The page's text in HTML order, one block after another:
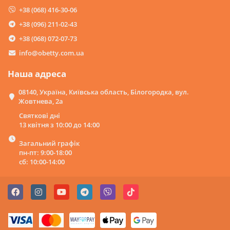
Це чудовий спосіб провести час зі своїми друзями або
батьками. Допомагає покращити комунікативні
співпраця та спілкування.
Види мозаїки для дітей у продажі
Обетті
Obetty
представлені
різноманітні
варіанти такої
+38 (068) 416-30-06
+38 (096) 211-02-43
+38 (068) 072-07-73
info@obetty.com.ua
Наша адреса
08140, Україна, Київська область, Білогородка, вул.
Жовтнева, 2а
Святкові дні
13 квітня з 10:00 до 14:00
Загальний графік
пн-пт: 9:00-18:00
сб: 10:00-14:00